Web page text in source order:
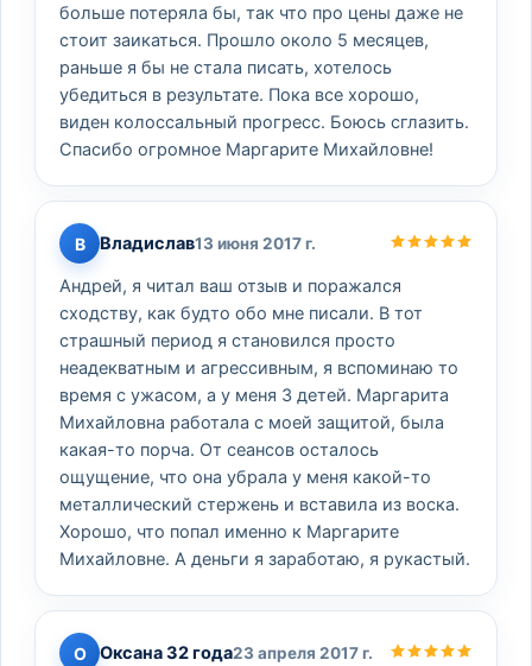
больше потеряла бы, так что про цены даже не
стоит заикаться. Прошло около 5 месяцев,
раньше я бы не стала писать, хотелось
убедиться в результате. Пока все хорошо,
виден колоссальный прогресс. Боюсь сглазить.
Спасибо огромное Маргарите Михайловне!
В Владислав13 июня 2017 г.
Андрей, я читал ваш отзыв и поражался
сходству, как будто обо мне писали. В тот
страшный период я становился просто
неадекватным и агрессивным, я вспоминаю то
время с ужасом, а у меня 3 детей. Маргарита
Михайловна работала с моей защитой, была
какая-то порча. От сеансов осталось
ощущение, что она убрала у меня какой-то
металлический стержень и вставила из воска.
Хорошо, что попал именно к Маргарите
Михайловне. А деньги я заработаю, я рукастый.
О Оксана 32 года23 апреля 2017 г.